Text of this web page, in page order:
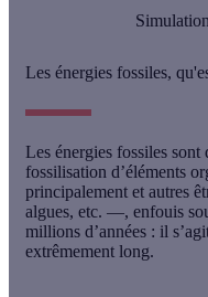
Les énergies fossiles,
Les énergies fossiles sont
fossilisation d’éléments
principalement et autres
algues, etc. —, enfouis
millions d’années : il
extrêmement long.